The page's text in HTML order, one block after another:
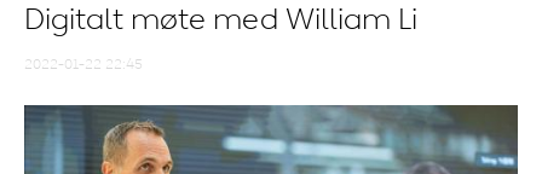
2022-01-22 22:45
Digitalt møte med William Li